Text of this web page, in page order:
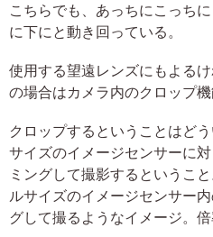
こちらでも、あっちにこっち
に下にと動き回っている。
使用する望遠レンズにもよる
の場合はカメラ内のクロップ機
クロップするということはど
サイズのイメージセンサーに
ミングして撮影するというこ
ルサイズのイメージセンサー
グして撮るようなイメージ。倍